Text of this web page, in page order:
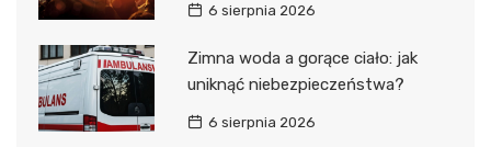
6 sierpnia 2026
Zimna woda a gorące ciało: jak
uniknąć niebezpieczeństwa?
6 sierpnia 2026